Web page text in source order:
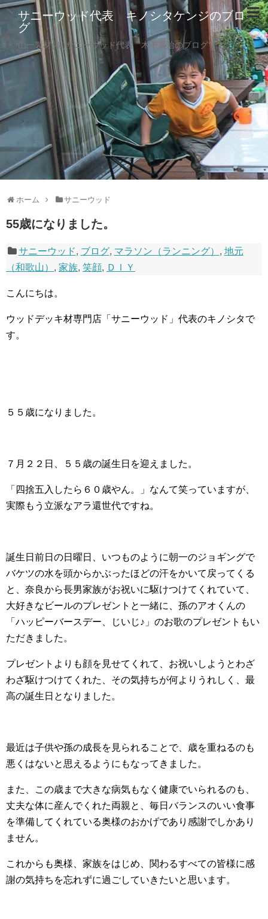
サニーウッド代表 キノシタケンジのブロ
グ
山一製材(株)サニーウッド代表 木下憲治のブログです。
ホーム サニーウッド
55歳になりました。
サニーウッド, ブログ, マラソン（ランニング） , 地元
（和歌山） , 家族, 笑顔, ＤＩＹ
こんにちは。
ウッドデッキ材専門店「サニーウッド」代表のキノシタで
す。
５５歳になりました。
７月２２日、５５歳の誕生日を迎えました。
「四捨五入したら６０歳やん。」なんて笑っていますが、
実際もう立派なアラ還世代ですね。
誕生日前日の日曜日、いつものように朝一のジョギングで
バケツの水を頭からかぶったほどの汗をかいて戻ってくる
と、奈良から長男家族がお祝いに駆けつけてくれていて、
大好きなビールのプレゼントと一緒に、孫のアオくんの
「ハッピーバースデー、じいじ♪」のお歌のプレゼントもい
ただきました。
プレゼントよりも顔を見せてくれて、お祝いしようとわざ
わざ駆けつけてくれた、その気持ちが何よりうれしく、最
高の誕生日となりました。
最近は子供や孫の成長を見られることで、歳を重ねるのも
悪くはないと思えるようにもなってきました。
また、この歳まで大きな病気もなく健康でいられるのも、
丈夫な体に産んでくれた両親と、毎日バランスのいい食事
を準備してくれている奥様のおかげであり感謝でしかあり
ません。
これからも奥様、家族をはじめ、関わるすべての皆様に感
謝の気持ちを忘れずに過ごしていきたいと思います。